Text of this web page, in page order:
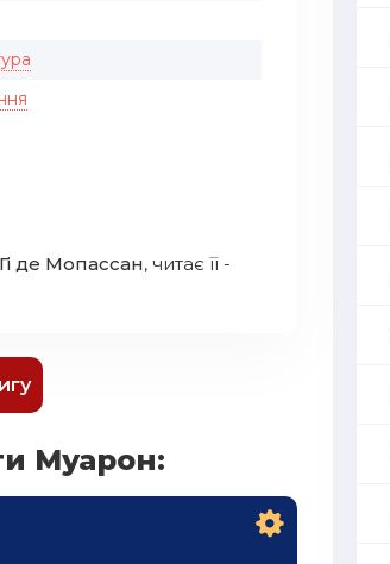
Гі де Мопассан, читає її -
Муарон: